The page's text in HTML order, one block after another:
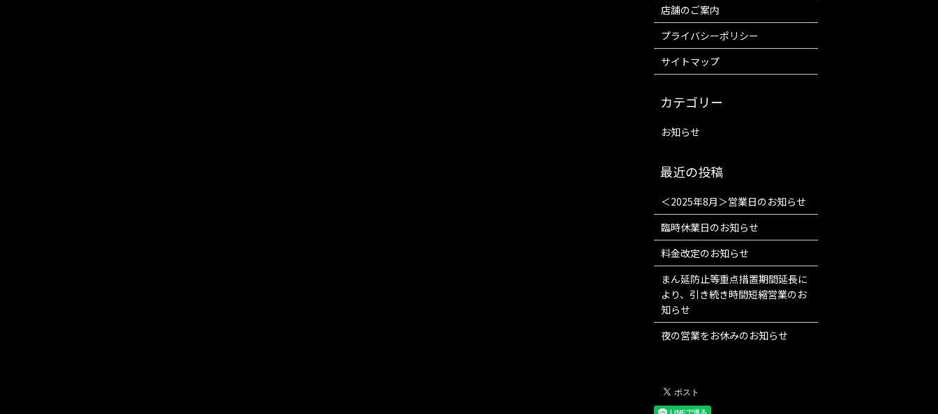
店舗のご案内
プライバシーポリシー
サイトマップ
お知らせ
＜2025年8月＞営業日のお知らせ
臨時休業日のお知らせ
料金改定のお知らせ
まん延防止等重点措置期間延長に
より、引き続き時間短縮営業のお
知らせ
夜の営業をお休みのお知らせ